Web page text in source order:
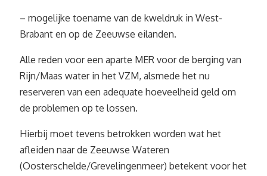
– mogelijke toename van de kweldruk in West-
Brabant en op de Zeeuwse eilanden.
Alle reden voor een aparte MER voor de berging van
Rijn/Maas water in het VZM, alsmede het nu
reserveren van een adequate hoeveelheid geld om
de problemen op te lossen.
Hierbij moet tevens betrokken worden wat het
afleiden naar de Zeeuwse Wateren
(Oosterschelde/Grevelingenmeer) betekent voor het